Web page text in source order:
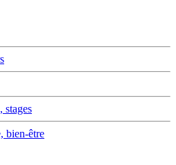
stages
bien-être